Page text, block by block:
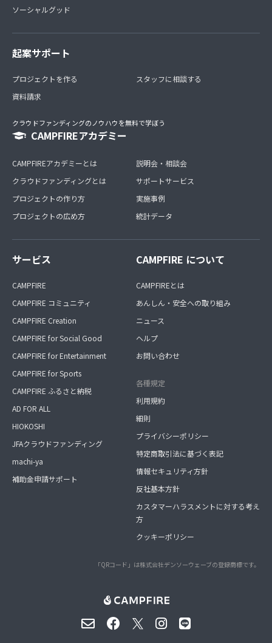
ソーシャルグッド
起案サポート
プロジェクトを作る
資料請求
スタッフに相談する
クラウドファンディングのノウハウを無料で学ぼう
CAMPFIREアカデミー
CAMPFIREアカデミーとは
クラウドファンディングとは
プロジェクトの作り方
プロジェクトの広め方
説明会・相談会
サポートサービス
実施事例
統計データ
サービス
CAMPFIRE
CAMPFIRE コミュニティ
CAMPFIRE Creation
CAMPFIRE for Social Good
CAMPFIRE for Entertainment
CAMPFIRE for Sports
CAMPFIRE ふるさと納税
AD FOR ALL
HIOKOSHI
JFAクラウドファンディング
machi-ya
補助金申請サポート
CAMPFIRE について
CAMPFIREとは
あんしん・安全への取り組み
ニュース
ヘルプ
お問い合わせ
各種規定
利用規約
細則
プライバシーポリシー
特定商取引法に基づく表記
情報セキュリティ方針
反社基本方針
カスタマーハラスメントに対する考え
方
クッキーポリシー
「QRコード」は株式会社デンソーウェーブの登録商標です。